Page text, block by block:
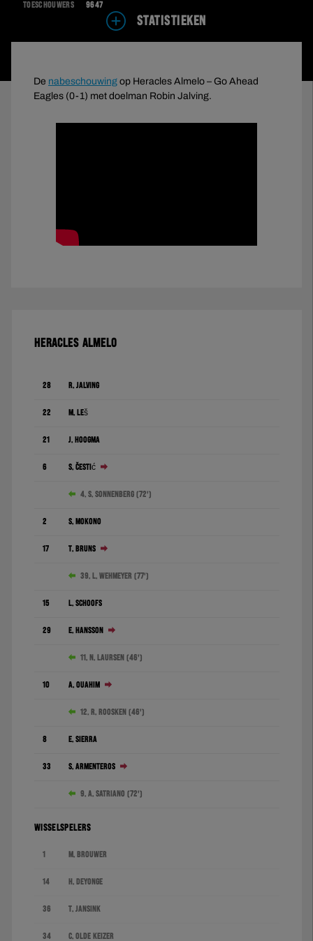
Toeschouwers
9647
STATISTIEKEN
De nabeschouwing op Heracles Almelo – Go Ahead
Eagles (0-1) met doelman Robin Jalving.
HERACLES ALMELO
28 R. Jalving
22 M. Leš
21 J. Hoogma
6 S. Čestić
4. S. Sonnenberg (72')
2 S. Mokono
17 T. Bruns
39. L. Wehmeyer (77')
15 L. Schoofs
29 E. Hansson
11. N. Laursen (46')
10 A. Ouahim
12. R. Roosken (46')
8 E. Sierra
33 S. Armenteros
9. A. Satriano (72')
WISSELSPELERS
1 M. Brouwer
14 H. Deyonge
36 T. Jansink
34 C. Olde Keizer